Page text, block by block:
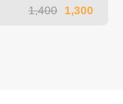
1,400 1,300